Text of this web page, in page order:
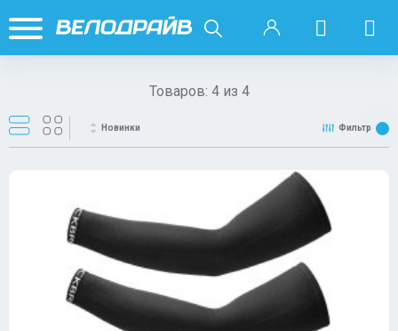
Товаров: 4из 4
Новинки Фильтр